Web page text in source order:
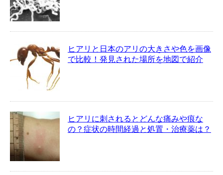
ヒアリと日本のアリの大きさや色を画像
で比較！発見された場所を地図で紹介
ヒアリに刺されるとどんな痛みや痕な
の？症状の時間経過と処置・治療薬は？